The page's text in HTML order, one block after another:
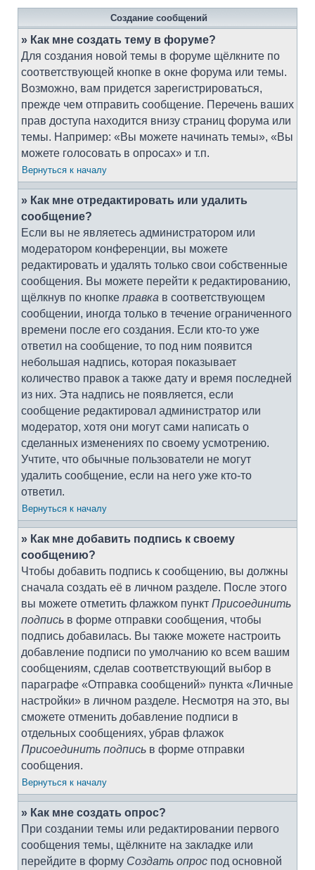
Создание сообщений
» Как мне создать тему в форуме?
Для создания новой темы в форуме щёлкните по
соответствующей кнопке в окне форума или темы.
Возможно, вам придется зарегистрироваться,
прежде чем отправить сообщение. Перечень ваших
прав доступа находится внизу страниц форума или
темы. Например: «Вы можете начинать темы», «Вы
можете голосовать в опросах» и т.п.
Вернуться к началу
» Как мне отредактировать или удалить
сообщение?
Если вы не являетесь администратором или
модератором конференции, вы можете
редактировать и удалять только свои собственные
сообщения. Вы можете перейти к редактированию,
щёлкнув по кнопке правка в соответствующем
сообщении, иногда только в течение ограниченного
времени после его создания. Если кто-то уже
ответил на сообщение, то под ним появится
небольшая надпись, которая показывает
количество правок а также дату и время последней
из них. Эта надпись не появляется, если
сообщение редактировал администратор или
модератор, хотя они могут сами написать о
сделанных изменениях по своему усмотрению.
Учтите, что обычные пользователи не могут
удалить сообщение, если на него уже кто-то
ответил.
Вернуться к началу
» Как мне добавить подпись к своему
сообщению?
Чтобы добавить подпись к сообщению, вы должны
сначала создать её в личном разделе. После этого
вы можете отметить флажком пункт Присоединить
подпись в форме отправки сообщения, чтобы
подпись добавилась. Вы также можете настроить
добавление подписи по умолчанию ко всем вашим
сообщениям, сделав соответствующий выбор в
параграфе «Отправка сообщений» пункта «Личные
настройки» в личном разделе. Несмотря на это, вы
сможете отменить добавление подписи в
отдельных сообщениях, убрав флажок
Присоединить подпись в форме отправки
сообщения.
Вернуться к началу
» Как мне создать опрос?
При создании темы или редактировании первого
сообщения темы, щёлкните на закладке или
перейдите в форму Создать опрос под основной